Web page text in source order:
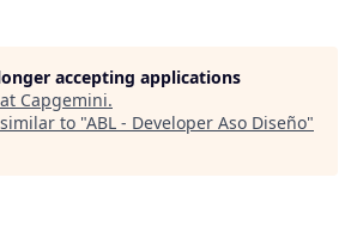
accepting applications
Capgemini.
to "ABL - Developer Aso Diseño"